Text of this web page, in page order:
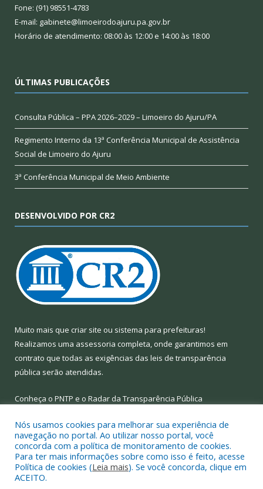
Fone: (91) 98551-4783
E-mail: gabinete@limoeirodoajuru.pa.gov.br
Horário de atendimento: 08:00 às 12:00 e 14:00 às 18:00
ÚLTIMAS PUBLICAÇÕES
Consulta Pública – PPA 2026–2029 – Limoeiro do Ajuru/PA
Regimento Interno da 13ª Conferência Municipal de Assistência
Social de Limoeiro do Ajuru
3ª Conferência Municipal de Meio Ambiente
DESENVOLVIDO POR CR2
Muito mais que criar site ou sistema para prefeituras!
Realizamos uma assessoria completa, onde garantimos em
contrato que todas as exigências das leis de transparência
pública serão atendidas.
Conheça o PNTP e o Radar da Transparência Pública
Todos os direitos reservados a Prefeitura Municipal de Limoeiro
do Ajuru.
Nós usamos cookies para melhorar sua experiência de
navegação no portal. Ao utilizar nosso portal, você
concorda com a política de monitoramento de cookies.
Para ter mais informações sobre como isso é feito, acesse
Política de cookies (Leia mais). Se você concorda, clique em
ACEITO.